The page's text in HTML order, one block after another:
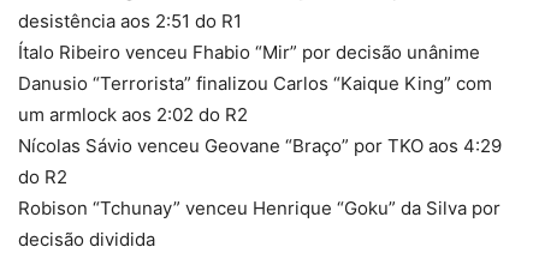
desistência aos 2:51 do R1
Ítalo Ribeiro venceu Fhabio “Mir” por decisão unânime
Danusio “Terrorista” finalizou Carlos “Kaique King” com
um armlock aos 2:02 do R2
Nícolas Sávio venceu Geovane “Braço” por TKO aos 4:29
do R2
Robison “Tchunay” venceu Henrique “Goku” da Silva por
decisão dividida